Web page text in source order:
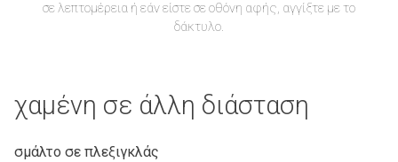
σε λεπτομέρεια ή εάν είστε σε οθόνη αφής, αγγίξτε με το
δάκτυλο.
χαμένη σε άλλη διάσταση
σμάλτο σε πλεξιγκλάς